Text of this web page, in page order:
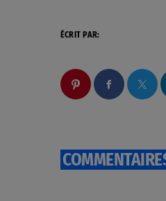
ÉCRIT PAR: